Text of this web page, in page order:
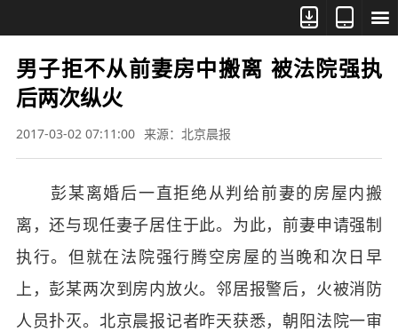



男子拒不从前妻房中搬离 被法院强执
后两次纵火
2017-03-02 07:11:00 来源：北京晨报
彭某离婚后一直拒绝从判给前妻的房屋内搬
离，还与现任妻子居住于此。为此，前妻申请强制
执行。但就在法院强行腾空房屋的当晚和次日早
上，彭某两次到房内放火。邻居报警后，火被消防
人员扑灭。北京晨报记者昨天获悉，朝阳法院一审